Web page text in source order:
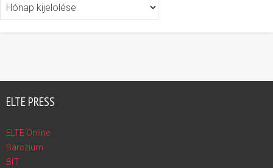
ELTE PRESS
ELTE Online
Bárczium
BIT